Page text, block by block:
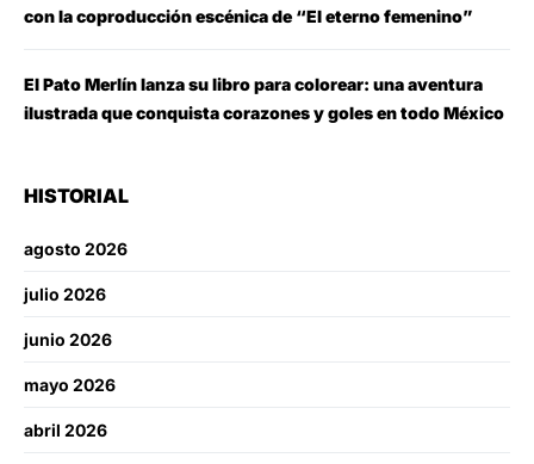
con la coproducción escénica de “El eterno femenino”
El Pato Merlín lanza su libro para colorear: una aventura
ilustrada que conquista corazones y goles en todo México
HISTORIAL
agosto 2026
julio 2026
junio 2026
mayo 2026
abril 2026